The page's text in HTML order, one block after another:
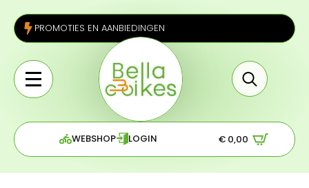
PROMOTIES EN AANBIEDINGEN
for:
WEBSHOP LOGIN € 0,00